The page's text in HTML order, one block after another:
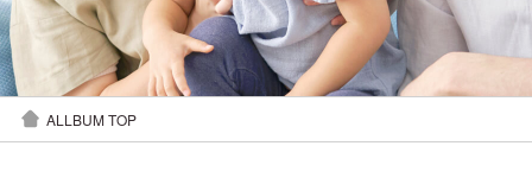
ALLBUM TOP